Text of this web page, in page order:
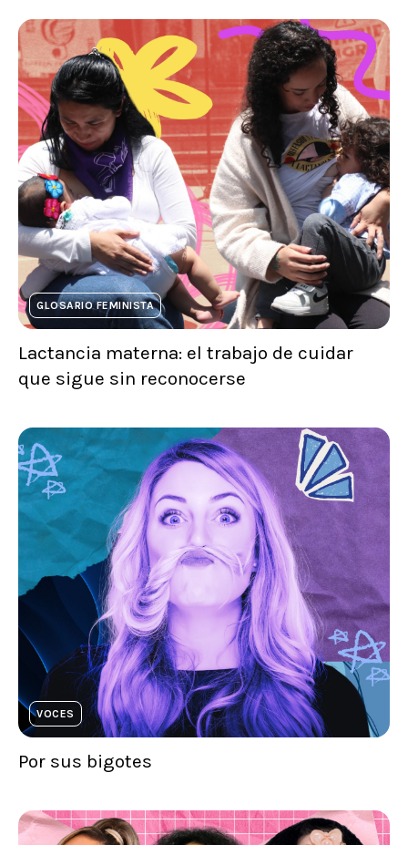
GLOSARIO FEMINISTA
Lactancia materna: el trabajo de cuidar
que sigue sin reconocerse
VOCES
Por sus bigotes